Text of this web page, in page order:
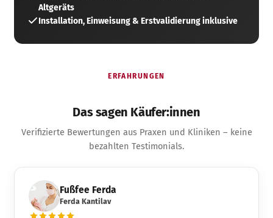
Altgeräts
Installation, Einweisung & Erstvalidierung inklusive
ERFAHRUNGEN
Das sagen Käufer:innen
Verifizierte Bewertungen aus Praxen und Kliniken – keine
bezahlten Testimonials.
Fußfee Ferda
Ferda Kantilav